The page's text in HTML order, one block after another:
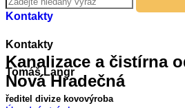
Kontakty
Kontakty
Tomáš Langr
ředitel divize kovovýroba
Kanalizace a čistírna
Nová Hradečná